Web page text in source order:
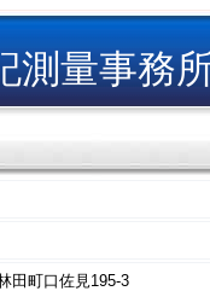
測量事務
田町口佐見195-3